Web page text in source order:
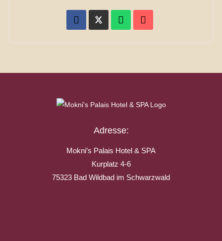
Adresse:
Mokni’s Palais Hotel & SPA
Kurplatz 4-6
75323 Bad Wildbad im Schwarzwald